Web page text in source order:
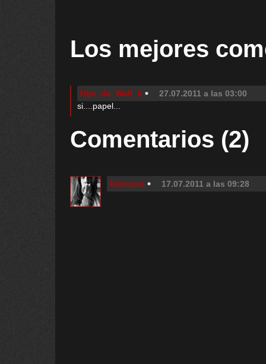
Los mejores
Hijo_de_Walt_k
27.07.2011 a las 03:00
si....papel...
Comentarios (2)
lalocuna 17.07.2011 a las 09:28